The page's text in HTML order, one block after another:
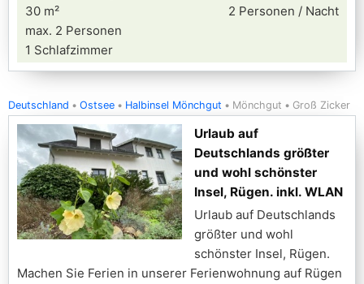
30 m²
max. 2 Personen
1 Schlafzimmer
2 Personen / Nacht
Deutschland Ostsee Halbinsel Mönchgut Mönchgut Groß Zicker
Urlaub auf
Deutschlands größter
und wohl schönster
Insel, Rügen. inkl. WLAN
Urlaub auf Deutschlands
größter und wohl
schönster Insel, Rügen.
Machen Sie Ferien in unserer Ferienwohnung auf Rügen